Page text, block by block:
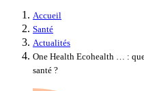
Accueil
Santé
Actualités
One Health Ecohealth … :
santé ?